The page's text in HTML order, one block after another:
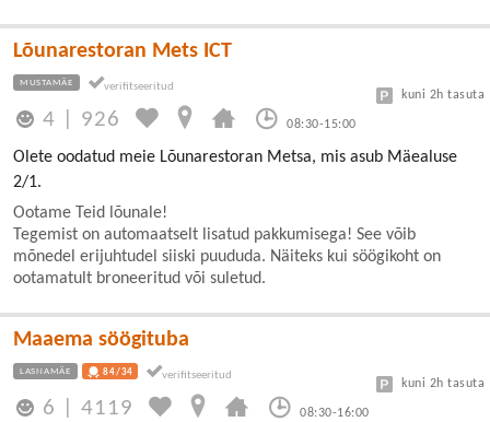
Lõunarestoran Mets ICT
MUSTAMÄE
4 926 08:30-15:00
kuni 2h tasuta
Olete oodatud meie Lõunarestoran Metsa, mis asub Mäealuse
2/1.
Ootame Teid lõunale!
Tegemist on automaatselt lisatud pakkumisega! See võib
mõnedel erijuhtudel siiski puududa. Näiteks kui söögikoht on
ootamatult broneeritud või suletud.
Maaema söögituba
LASNAMÄE 84/34
6 |4119 08:30-16:00
kuni 2h tasuta